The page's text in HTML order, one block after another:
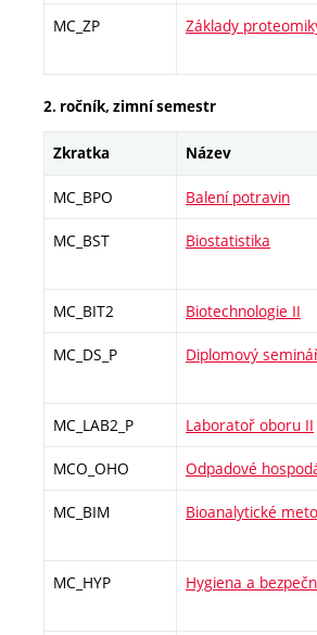
MC_ZP Základy
2. ročník, zimní semestr
Zkratka Název
MC_BPO Balení potravin
MC_BST Biostatistika
MC_BIT2 Biotechnologie II
MC_DS_P Diplomový
MC_LAB2_P Laboratoř oboru II
MCO_OHO Odpadové
MC_BIM Bioanalytické
MC_HYP Hygiena a